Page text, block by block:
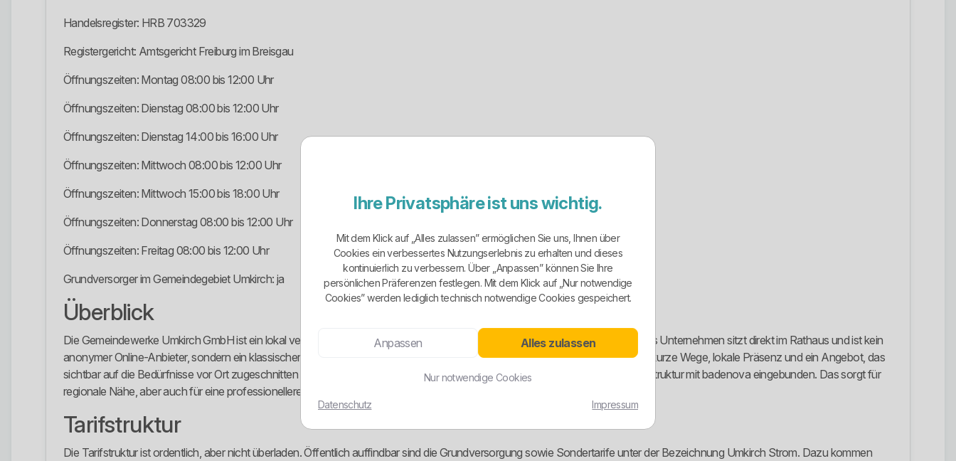
Handelsregister: HRB 703329
Registergericht: Amtsgericht Freiburg im Breisgau
Öffnungszeiten: Montag 08:00 bis 12:00 Uhr
Öffnungszeiten: Dienstag 08:00 bis 12:00 Uhr
Öffnungszeiten: Dienstag 14:00 bis 16:00 Uhr
Öffnungszeiten: Mittwoch 08:00 bis 12:00 Uhr
Öffnungszeiten: Mittwoch 15:00 bis 18:00 Uhr
Öffnungszeiten: Donnerstag 08:00 bis 12:00 Uhr
Öffnungszeiten: Freitag 08:00 bis 12:00 Uhr
Grundversorger im Gemeindegebiet Umkirch: ja
Überblick
Die Gemeindewerke Umkirch GmbH ist ein lokal verankerter Energieversorger mit klarem Fokus auf die Gemeinde Umkirch. Das Unternehmen sitzt direkt im Rathaus und ist kein
anonymer Online-Anbieter, sondern ein klassischer regionaler Versorger mit kommunalem Einschlag. Genau das ist die Stärke: kurze Wege, lokale Präsenz und ein Angebot, das
sichtbar auf die Bedürfnisse vor Ort zugeschnitten ist. Gleichzeitig ist das Unternehmen nicht rein kommunal, sondern in einer Struktur mit badenova eingebunden. Das sorgt für
regionale Nähe, aber auch für eine professionellere Einbettung als bei manch sehr kleinem Einzelversorger.
Tarifstruktur
Die Tarifstruktur ist ordentlich, aber nicht überladen. Öffentlich auffindbar sind die Grundversorgung sowie Sondertarife unter der Bezeichnung Umkirch Strom. Dazu kommen
Ihre Privatsphäre ist uns wichtig.
Mit dem Klick auf „Alles zulassen” ermöglichen Sie uns, Ihnen über
Cookies ein verbessertes Nutzungserlebnis zu erhalten und dieses
kontinuierlich zu verbessern. Über „Anpassen” können Sie Ihre
persönlichen Präferenzen festlegen. Mit dem Klick auf „Nur notwendige
Cookies” werden lediglich technisch notwendige Cookies gespeichert.
Anpassen Alles zulassen
Nur notwendige Cookies
Datenschutz Impressum